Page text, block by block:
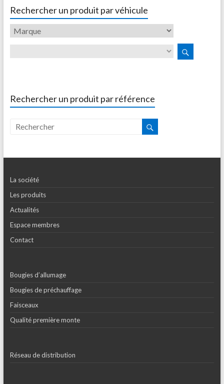
Rechercher un produit par véhicule
Rechercher un produit par référence
La société
Les produits
Actualités
Espace membres
Contact
Bougies d’allumage
Bougies de préchauffage
Faisceaux
Qualité première monte
Réseau de distribution